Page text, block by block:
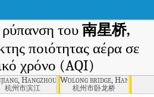
του 南星桥,
ποιότητας αέρα σε
χρόνο (AQI)
Hangzhou
杭州市滨江
Wolong bridge, Hangzhou
杭州市卧龙桥